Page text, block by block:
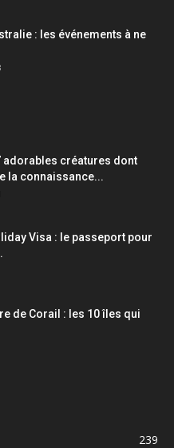
: les événements à ne
adorables créatures dont
la connaissance...
Visa : le passeport pour
de Corail : les 10 îles qui
239